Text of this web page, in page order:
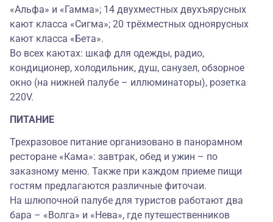
«Альфа» и «Гамма»; 14 двухместных двухъярусных
кают класса «Сигма»; 20 трёхместных одноярусных
кают класса «Бета».
Во всех каютах: шкаф для одежды, радио,
кондиционер, холодильник, душ, санузел, обзорное
окно (на нижней палубе – иллюминаторы), розетка
220V.
ПИТАНИЕ
Трехразовое питание организовано в панорамном
ресторане «Кама»: завтрак, обед и ужин – по
заказному меню. Также при каждом приеме пищи
гостям предлагаются различные фиточаи.
На шлюпочной палубе для туристов работают два
бара – «Волга» и «Нева», где путешественников